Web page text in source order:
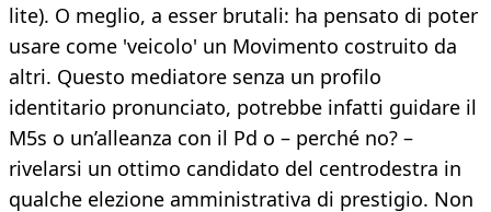
lite). O meglio, a esser brutali: ha pensato di poter
usare come 'veicolo' un Movimento costruito da
altri. Questo mediatore senza un profilo
identitario pronunciato, potrebbe infatti guidare il
M5s o un’alleanza con il Pd o – perché no? –
rivelarsi un ottimo candidato del centrodestra in
qualche elezione amministrativa di prestigio. Non